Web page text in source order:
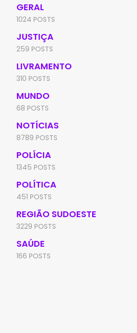
GERAL
1024 POSTS
JUSTIÇA
259 POSTS
LIVRAMENTO
310 POSTS
MUNDO
68 POSTS
NOTÍCIAS
8789 POSTS
POLÍCIA
1345 POSTS
POLÍTICA
451 POSTS
REGIÃO SUDOESTE
3229 POSTS
SAÚDE
166 POSTS